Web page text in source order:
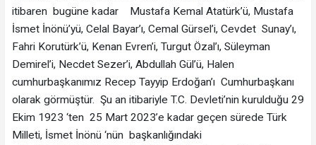
itibaren bugüne kadar Mustafa Kemal Atatürk’ü, Mustafa
İsmet İnönü’yü, Celal Bayar’ı, Cemal Gürsel’i, Cevdet Sunay’ı,
Fahri Korutürk’ü, Kenan Evren’i, Turgut Özal’ı, Süleyman
Demirel’i, Necdet Sezer’i, Abdullah Gül’ü, Halen
cumhurbaşkanımız Recep Tayyip Erdoğan’ı Cumhurbaşkanı
olarak görmüştür. Şu an itibariyle T.C. Devleti’nin kurulduğu 29
Ekim 1923 ‘ten 25 Mart 2023’e kadar geçen sürede Türk
Milleti, İsmet İnönü ‘nün başkanlığındaki